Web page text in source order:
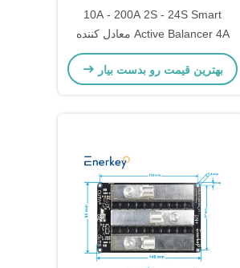
10A - 200A 2S - 24S Smart
Active Balancer 4A معادل کننده
باتری یون لیتیوم
بهترین قیمت رو بدست بیار